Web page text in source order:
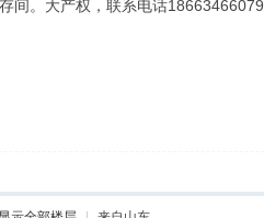
间。大产权，联系电话18663466079